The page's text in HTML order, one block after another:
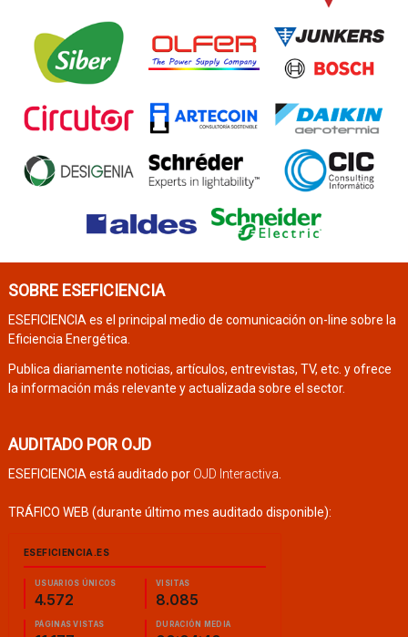
SOBRE ESEFICIENCIA
ESEFICIENCIA es el principal medio de comunicación on-line sobre la
Eficiencia Energética.
Publica diariamente noticias, artículos, entrevistas, TV, etc. y ofrece
la información más relevante y actualizada sobre el sector.
AUDITADO POR OJD
ESEFICIENCIA está auditado por OJD Interactiva.
TRÁFICO WEB (durante último mes auditado disponible):